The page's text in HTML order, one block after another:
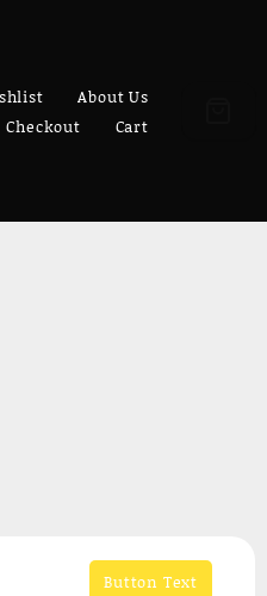
About Us
Checkout
Cart
Button Text